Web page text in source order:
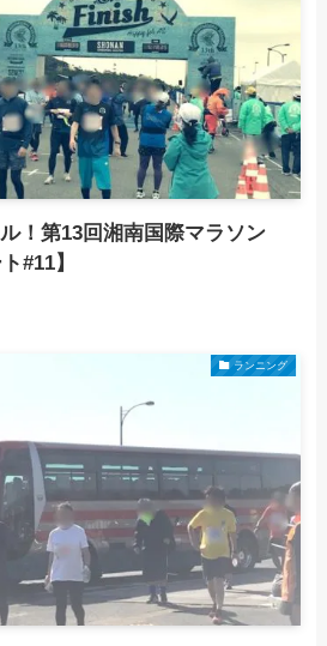
！第13回湘南国際マラソン
#11】
ランニング